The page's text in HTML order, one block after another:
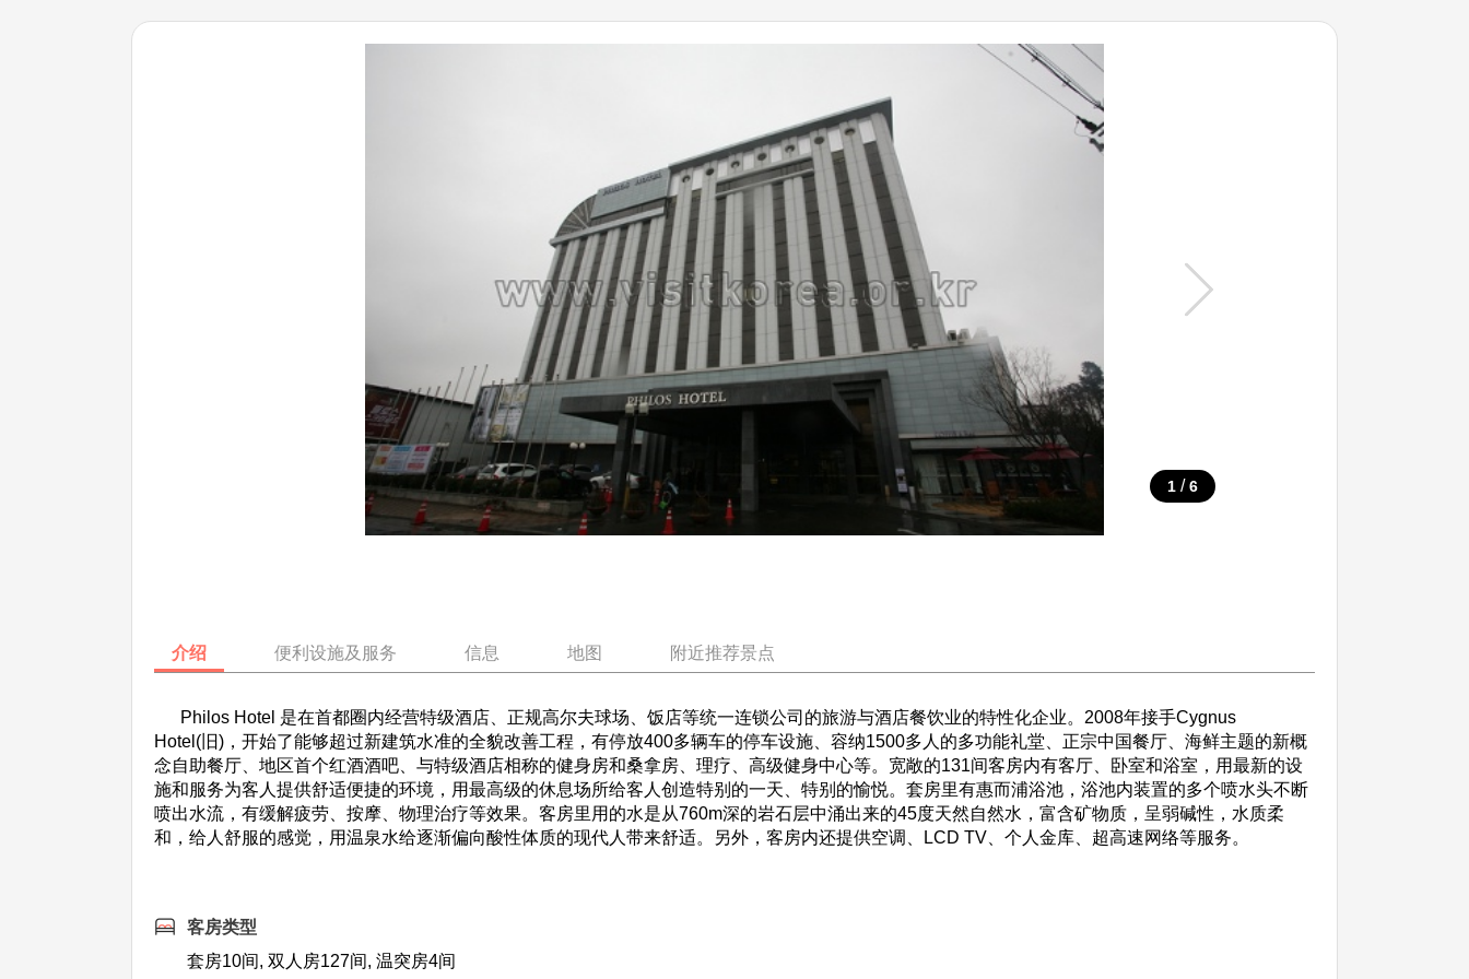
1 / 6
介绍 便利设施及服务 信息 地图 附近推荐景点
Philos Hotel 是在首都圈内经营特级酒店、正规高尔夫球场、饭店等统一连锁公司的旅游与酒店餐饮业的特性化企业。2008年接手Cygnus
Hotel(旧)，开始了能够超过新建筑水准的全貌改善工程，有停放400多辆车的停车设施、容纳1500多人的多功能礼堂、正宗中国餐厅、海鲜主题的新概
念自助餐厅、地区首个红酒酒吧、与特级酒店相称的健身房和桑拿房、理疗、高级健身中心等。宽敞的131间客房内有客厅、卧室和浴室，用最新的设
施和服务为客人提供舒适便捷的环境，用最高级的休息场所给客人创造特别的一天、特别的愉悦。套房里有惠而浦浴池，浴池内装置的多个喷水头不断
喷出水流，有缓解疲劳、按摩、物理治疗等效果。客房里用的水是从760m深的岩石层中涌出来的45度天然自然水，富含矿物质，呈弱碱性，水质柔
和，给人舒服的感觉，用温泉水给逐渐偏向酸性体质的现代人带来舒适。另外，客房内还提供空调、LCD TV、个人金库、超高速网络等服务。
客房类型
套房10间, 双人房127间, 温突房4间